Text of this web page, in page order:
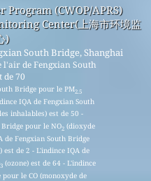
(CWOP/APRS)
Center(上海市环境监
)
South Bridge, Shanghai
l'air de Fengxian South
de 70
Bridge pour le PM2.5
IQA de Fengxian South
inhalables) est de 50 -
Bridge pour le NO2 (dioxyde
de Fengxian South Bridge
est de 2 - L'indince IQA de
3 (ozone) est de 64 - L'indince
le CO (monoxyde de